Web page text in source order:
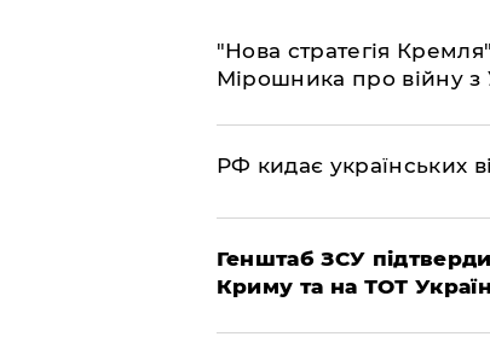
"Нова стратегія
Мірошника про війну з
РФ кидає українських
Генштаб ЗСУ
Криму та на ТОТ